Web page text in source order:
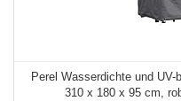
Perel Wasserdichte und
310 x 180 x 95 cm,